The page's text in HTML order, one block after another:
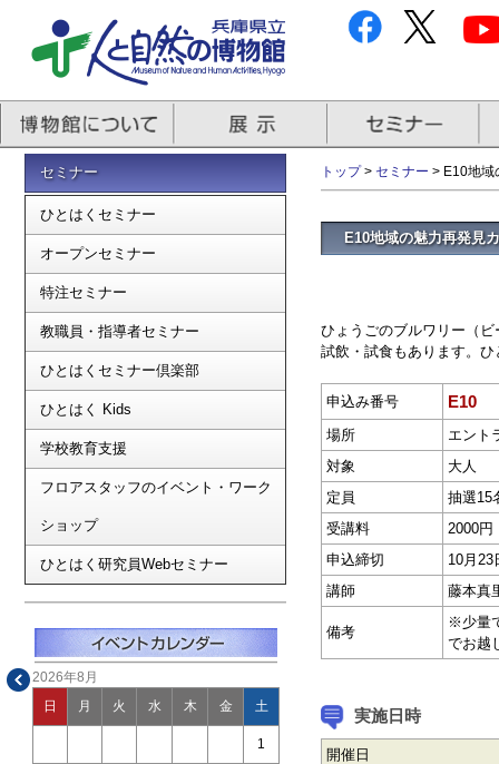
セミナー
ひとはくセミナー
オープンセミナー
特注セミナー
教職員・指導者セミナー
ひとはくセミナー倶楽部
ひとはく Kids
学校教育支援
フロアスタッフのイベント・ワーク
ショップ
ひとはく研究員Webセミナー
2026年8月
日 月 火 水 木 金 土
1
トップ> セミナー > E10地
E10地域の魅力再発見
ひょうごのブルワリー（
試飲・試食もあります。
申込み番号 E10
場所
エント
対象
大人
定員
抽選15
受講料
2000円
申込締切
10月23
講師
藤本真
備考
※少量
でお越
実施日時
開催日